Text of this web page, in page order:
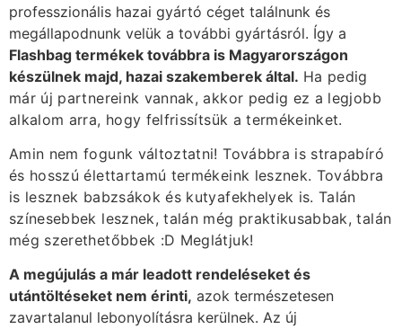
professzionális hazai gyártó céget találnunk és
megállapodnunk velük a további gyártásról. Így a
Flashbag termékek továbbra is Magyarországon
készülnek majd, hazai szakemberek által. Ha pedig
már új partnereink vannak, akkor pedig ez a legjobb
alkalom arra, hogy felfrissítsük a termékeinket.
Amin nem fogunk változtatni! Továbbra is strapabíró
és hosszú élettartamú termékeink lesznek. Továbbra
is lesznek babzsákok és kutyafekhelyek is. Talán
színesebbek lesznek, talán még praktikusabbak, talán
még szerethetőbbek :D Meglátjuk!
A megújulás a már leadott rendeléseket és
utántöltéseket nem érinti, azok természetesen
zavartalanul lebonyolításra kerülnek. Az új